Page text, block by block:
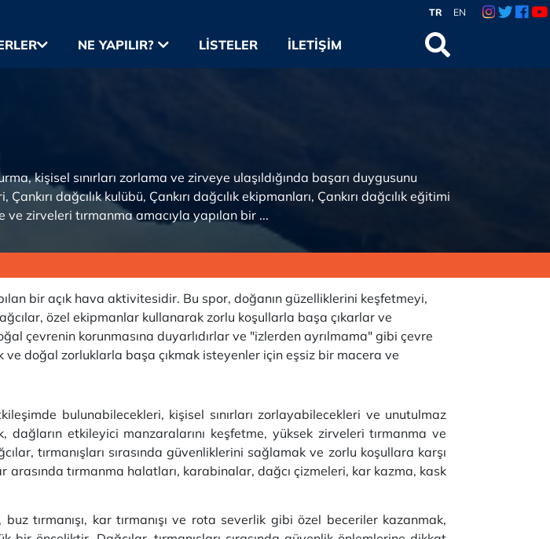
TR EN
NE YAPILIR? LISTELER İLETIŞIM
kişisel sınırları zorlama ve zirveye ulaşıldığında başarı duygusunu
dağcılık kulübü, Çankırı dağcılık ekipmanları, Çankırı dağcılık eğitimi
ve zirveleri tırmanma amacıyla yapılan bir ...
bir açık hava aktivitesidir. Bu spor, doğanın güzelliklerini keşfetmeyi,
özel ekipmanlar kullanarak zorlu koşullarla başa çıkarlar ve
çevrenin korunmasına duyarlıdırlar ve "izlerden ayrılmama" gibi çevre
doğal zorluklarla başa çıkmak isteyenler için eşsiz bir macera ve
bulunabilecekleri, kişisel sınırları zorlayabilecekleri ve unutulmaz
etkileyici manzaralarını keşfetme, yüksek zirveleri tırmanma ve
tırmanışları sırasında güvenliklerini sağlamak ve zorlu koşullara karşı
arasında tırmanma halatları, karabinalar, dağcı çizmeleri, kar kazma, kask
tırmanışı, kar tırmanışı ve rota severlik gibi özel beceriler kazanmak,